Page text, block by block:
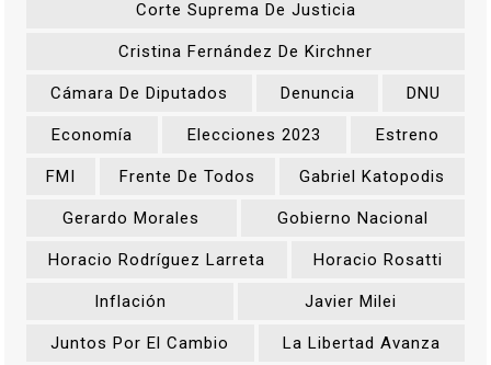
Corte Suprema De Justicia
Cristina Fernández De Kirchner
Cámara De Diputados Denuncia DNU
Economía Elecciones 2023 Estreno
FMI Frente De Todos Gabriel Katopodis
Gerardo Morales Gobierno Nacional
Horacio Rodríguez Larreta Horacio Rosatti
Inflación Javier Milei
Juntos Por El Cambio La Libertad Avanza